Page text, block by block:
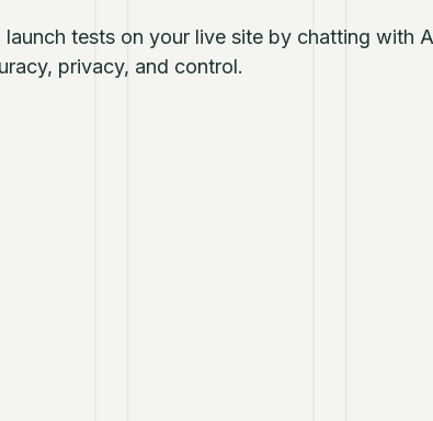
launch tests on your live site by chatting with
privacy, and control.